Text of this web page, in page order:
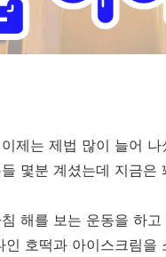
제는 제법 많이 늘어 나
몇분 계셨는데 지금은
해를 보는 운동을 하
호떡과 아이스크림을